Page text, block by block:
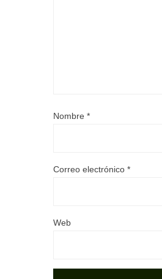
Nombre *
Correo electrónico *
Web